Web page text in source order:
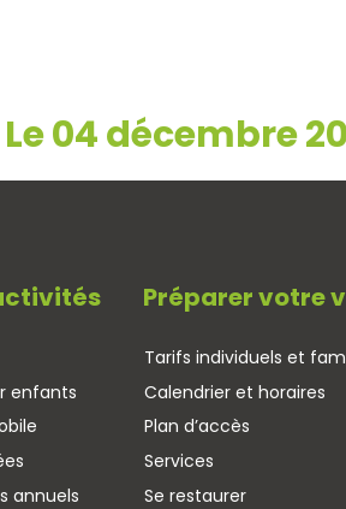
Le 04 décembre
enfants
annuels
Préparer votre
Tarifs individuels et
Calendrier et horaires
Plan d’accès
Services
Se restaurer